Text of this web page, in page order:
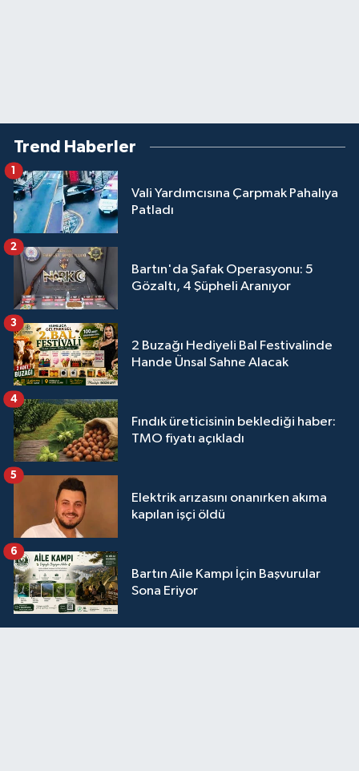
Trend Haberler
Vali Yardımcısına Çarpmak Pahalıya
Patladı
1
Bartın'da Şafak Operasyonu: 5
Gözaltı, 4 Şüpheli Aranıyor
2
2 Buzağı Hediyeli Bal Festivalinde
Hande Ünsal Sahne Alacak
3
Fındık üreticisinin beklediği haber:
TMO fiyatı açıkladı
4
Elektrik arızasını onanırken akıma
kapılan işçi öldü
5
Bartın Aile Kampı İçin Başvurular
Sona Eriyor
6